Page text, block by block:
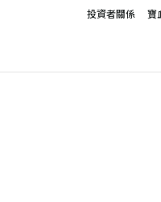
投資者關係 寶